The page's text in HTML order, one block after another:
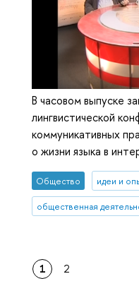
В часовом выпуске
лингвистической
коммуникативных
о жизни языка в
Общество идеи и
общественная
1 2